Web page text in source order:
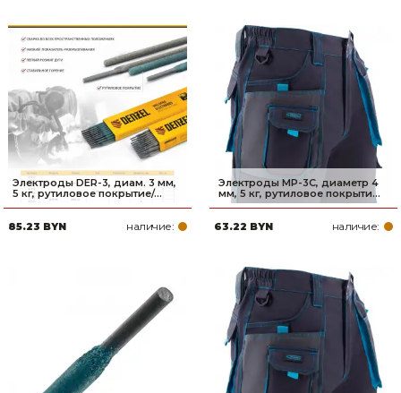
Электроды DER-3, диам. 3 мм,
5 кг, рутиловое покрытие/...
85.23 BYN наличие:
Электроды MP-3C, диаметр 4
мм, 5 кг, рутиловое покрыти...
63.22 BYN наличие: